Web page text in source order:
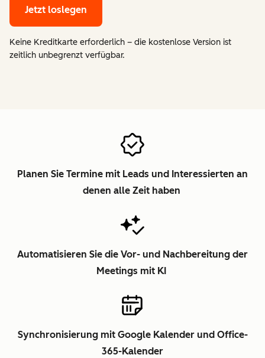
Jetzt loslegen
Keine Kreditkarte erforderlich – die kostenlose Version ist
zeitlich unbegrenzt verfügbar.
Planen Sie Termine mit Leads und Interessierten an
denen alle Zeit haben
Automatisieren Sie die Vor- und Nachbereitung der
Meetings mit KI
Synchronisierung mit Google Kalender und Office-
365-Kalender